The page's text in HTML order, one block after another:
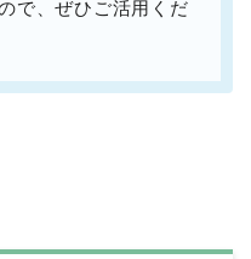
で、ぜひご活用くだ